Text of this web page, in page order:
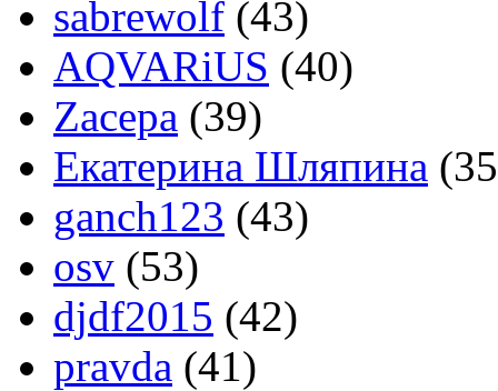
sabrewolf (43)
AQVARiUS (40)
Zacepa (39)
Екатерина Шляпина
ganch123 (43)
osv (53)
djdf2015 (42)
pravda (41)